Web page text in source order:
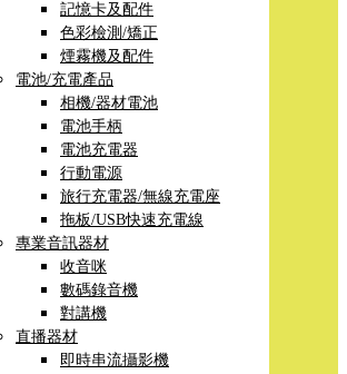
記憶卡及配件
色彩檢測/矯正
煙霧機及配件
電池/充電產品
相機/器材電池
電池手柄
電池充電器
行動電源
旅行充電器/無線充電座
拖板/USB快速充電線
專業音訊器材
收音咪
數碼錄音機
對講機
直播器材
即時串流攝影機